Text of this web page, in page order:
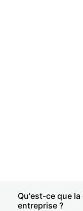
Qu'est-ce que
entreprise ?